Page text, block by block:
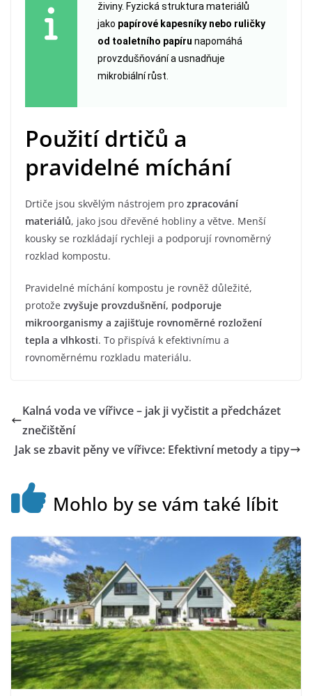
živiny. Fyzická struktura materiálů
jako papírové kapesníky nebo ruličky
od toaletního papíru napomáhá
provzdušňování a usnadňuje
mikrobiální růst.
Použití drtičů a
pravidelné míchání
Drtiče jsou skvělým nástrojem pro zpracování
materiálů, jako jsou dřevěné hobliny a větve. Menší
kousky se rozkládají rychleji a podporují rovnoměrný
rozklad kompostu.
Pravidelné míchání kompostu je rovněž důležité,
protože zvyšuje provzdušnění, podporuje
mikroorganismy a zajišťuje rovnoměrné rozložení
tepla a vlhkosti. To přispívá k efektivnímu a
rovnoměrnému rozkladu materiálu.
Kalná voda ve vířivce – jak ji vyčistit a předcházet
znečištění
Jak se zbavit pěny ve vířivce: Efektivní metody a tipy
Mohlo by se vám také líbit